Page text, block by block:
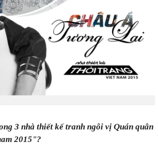
3 nhà thiết kế tranh ngôi vị Quán quân
2015"?